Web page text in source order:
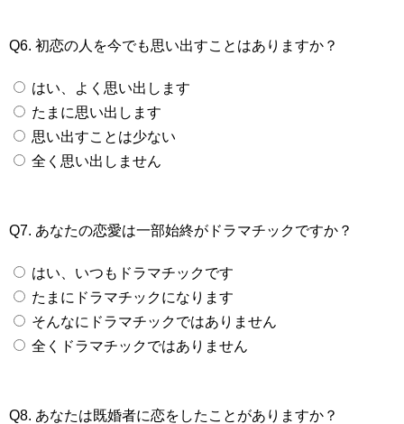
Q6. 初恋の人を今でも思い出すことはありますか？
はい、よく思い出します
たまに思い出します
思い出すことは少ない
全く思い出しません
Q7. あなたの恋愛は一部始終がドラマチックですか？
はい、いつもドラマチックです
たまにドラマチックになります
そんなにドラマチックではありません
全くドラマチックではありません
Q8. あなたは既婚者に恋をしたことがありますか？